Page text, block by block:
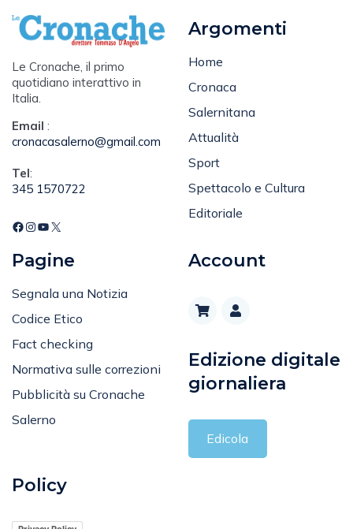
Le Cronache, il primo
quotidiano interattivo in
Italia.
Email :
cronacasalerno@gmail.com
Tel:
345 1570722
Argomenti
Home
Cronaca
Salernitana
Attualità
Sport
Spettacolo e Cultura
Editoriale
Pagine
Segnala una Notizia
Codice Etico
Fact checking
Normativa sulle correzioni
Pubblicità su Cronache
Salerno
Account
Edizione digitale
giornaliera
Edicola
Policy